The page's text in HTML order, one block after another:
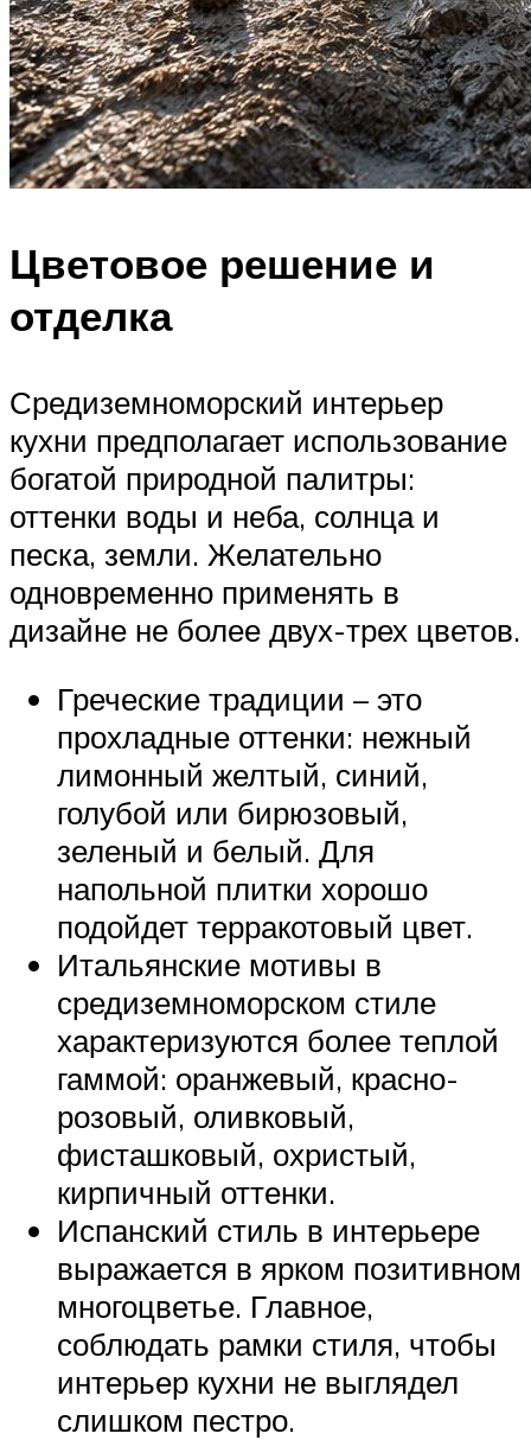
Цветовое решение и
отделка
Средиземноморский интерьер
кухни предполагает использование
богатой природной палитры:
оттенки воды и неба, солнца и
песка, земли. Желательно
одновременно применять в
дизайне не более двух-трех цветов.
Греческие традиции – это
прохладные оттенки: нежный
лимонный желтый, синий,
голубой или бирюзовый,
зеленый и белый. Для
напольной плитки хорошо
подойдет терракотовый цвет.
Итальянские мотивы в
средиземноморском стиле
характеризуются более теплой
гаммой: оранжевый, красно-
розовый, оливковый,
фисташковый, охристый,
кирпичный оттенки.
Испанский стиль в интерьере
выражается в ярком позитивном
многоцветье. Главное,
соблюдать рамки стиля, чтобы
интерьер кухни не выглядел
слишком пестро.